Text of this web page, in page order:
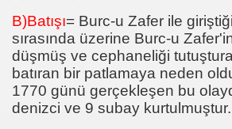
B)Batışı= Burc-u Zafer ile
sırasında üzerine Burc-u
düşmüş ve cephaneliği
batıran bir patlamaya neden
1770 günü gerçekleşen bu
denizci ve 9 subay kurtulmuştur.